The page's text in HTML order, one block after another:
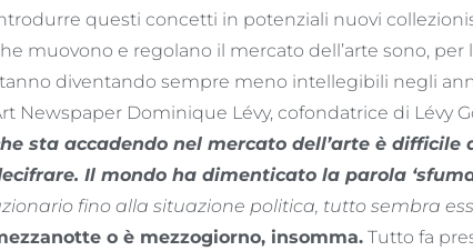
questi concetti in potenziali nuovi
muovono e regolano il mercato dell’arte sono,
diventando sempre meno intellegibili negli
Newspaper Dominique Lévy, cofondatrice di Lévy
sta accadendo nel mercato dell’arte è
Il mondo ha dimenticato la parola
fino alla situazione politica, tutto sembra
o è mezzogiorno, insomma.Tutto fa